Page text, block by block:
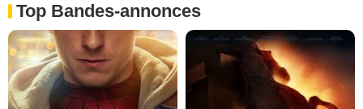
Top Bandes-annonces